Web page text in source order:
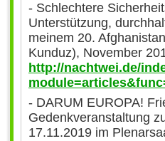
- Schlechtere
Unterstützung,
meinem 20.
Kunduz), November
http://nachtwei.de/
- DARUM EUROPA!
Gedenkveranstaltung
17.11.2019 im